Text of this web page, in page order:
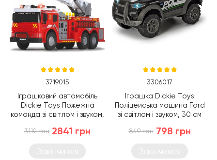
3719015
Іграшковий автомобіль
Dickie Toys Пожежна
команда зі світлом і звуком,
3119 грн 2841 грн
3306017
Іграшка Dickie Toys
Поліцейська машина Ford
зі світлом і звуком, 30 см
849 грн 798 грн